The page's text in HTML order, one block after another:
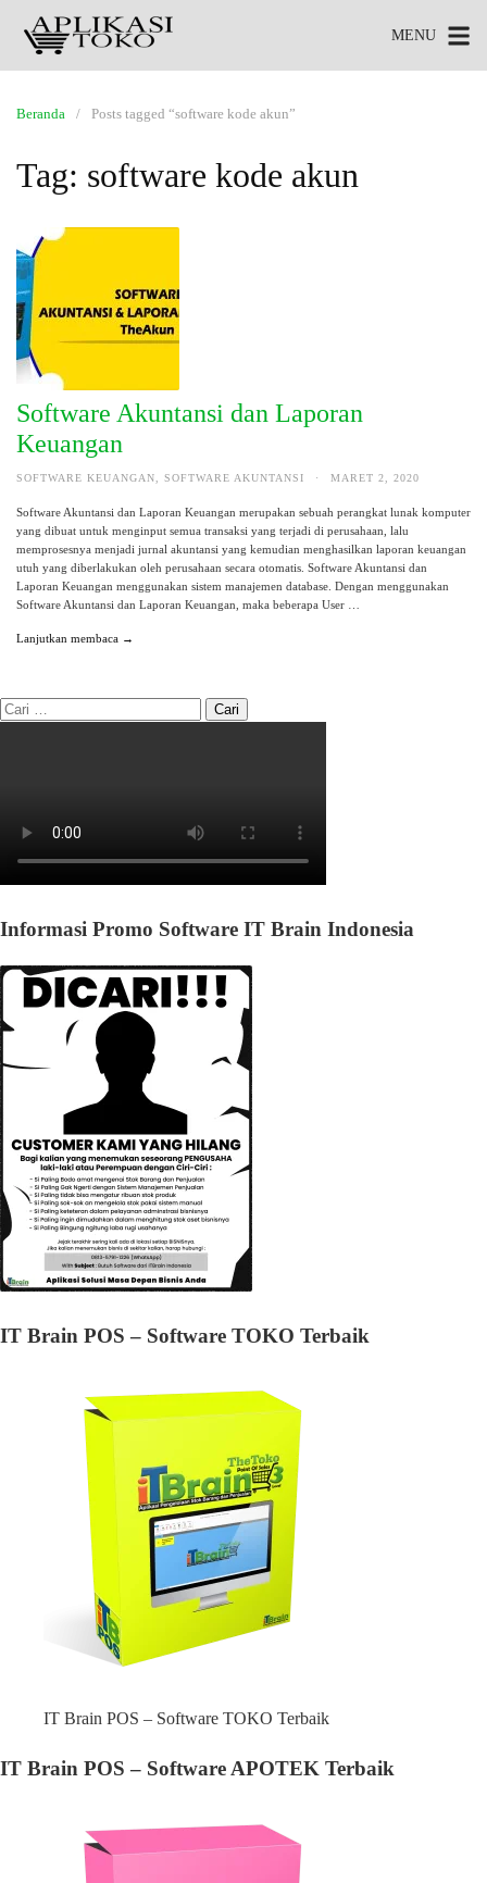
MENU
Beranda Posts tagged “software kode akun”
Tag: software kode akun
Software Akuntansi dan Laporan
Keuangan
SOFTWARE KEUANGAN SOFTWARE AKUNTANSI · MARET 2, 2020
Software Akuntansi dan Laporan Keuangan merupakan sebuah perangkat lunak komputer
yang dibuat untuk menginput semua transaksi yang terjadi di perusahaan, lalu
memprosesnya menjadi jurnal akuntansi yang kemudian menghasilkan laporan keuangan
utuh yang diberlakukan oleh perusahaan secara otomatis. Software Akuntansi dan
Laporan Keuangan menggunakan sistem manajemen database. Dengan menggunakan
Software Akuntansi dan Laporan Keuangan, maka beberapa User …
Lanjutkan membaca →
Informasi Promo Software IT Brain Indonesia
IT Brain POS – Software TOKO Terbaik
IT Brain POS – Software TOKO Terbaik
IT Brain POS – Software APOTEK Terbaik